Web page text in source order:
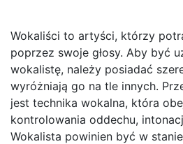
Wokaliści to artyści, którzy
poprzez swoje głosy. Aby być
wokalistę, należy posiadać
wyróżniają go na tle innych.
jest technika wokalna, która
kontrolowania oddechu,
Wokalista powinien być w